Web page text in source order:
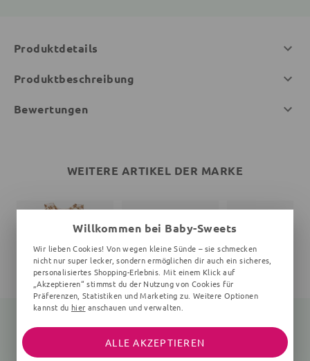
Produktdetails
Produktbeschreibung
Bewertungen
WEITERE ARTIKEL DER MARKE
Schlafsack Bär Teddy
Willkommen bei Baby-Sweets
Wir lieben Cookies! Von wegen kleine Sünde – sie schmecken
nicht nur super lecker, sondern ermöglichen dir auch ein sicheres,
personalisiertes Shopping-Erlebnis. Mit einem Klick auf
„Akzeptieren“ stimmst du der Nutzung von Cookies für
Präferenzen, Statistiken und Marketing zu. Weitere Optionen
kannst du hier anschauen und verwalten.
ALLE AKZEPTIEREN